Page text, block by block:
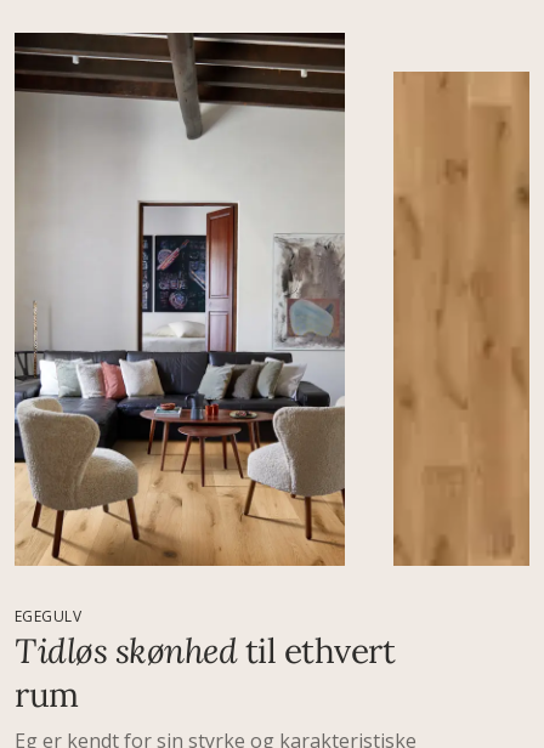
EGEGULV
Tidløs skønhedtil ethvert
rum
Eg er kendt for sin styrke og karakteristiske